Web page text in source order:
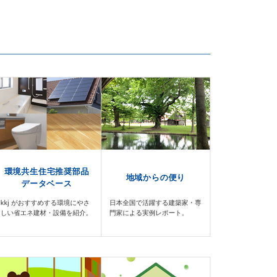
環境共生住宅推奨部品
データベース
kkj がおすすめする環境にやさ
しい省エネ建材・設備を紹介。
地域からの便り
日本全国で活躍する建築家・専
門家による実例レポート。